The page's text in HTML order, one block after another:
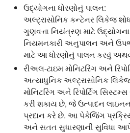
ઉદ્યોગના ધોરણોનું પાલન:
અલ્ટ્રાસોનિક કન્ટેનર લિકેજ
ગુણવત્તા નિયંત્રણ માટે
નિયમનકારી અનુપાલન અને
માટે આ ધોરણોનું પાલન કરવું
રીઅલ-ટાઇમ મોનિટરિંગ અને
અત્યાધુનિક અલ્ટ્રાસોનિક
મોનિટરિંગ અને રિપોર્ટિંગ
કરી શકાય છે, જે ઉત્પાદન
પ્રદાન કરે છે. આ પેકેજિંગ
અને સતત સુધારણાની સુવિધા